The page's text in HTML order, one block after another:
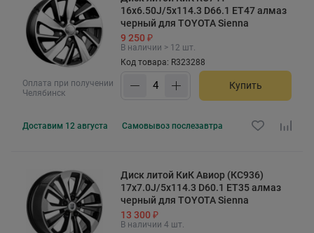
Оплата при получении
Челябинск
16x6.50J/5x114.3 D66.1 ET47 алмаз
черный для TOYOTA Sienna
9 250 ₽
В наличии > 12 шт.
Код товара: R323288
Купить
Доставим 12 августа Самовывоз послезавтра
Диск литой КиК Авиор (КС936)
17x7.0J/5x114.3 D60.1 ET35 алмаз
черный для TOYOTA Sienna
13 300 ₽
В наличии 4 шт.